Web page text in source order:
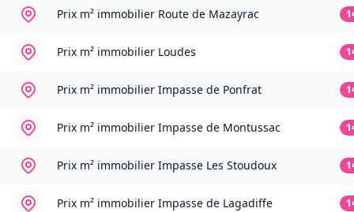
Prix m² immobilier Route de Mazayrac
Prix m² immobilier Loudes
Prix m² immobilier Impasse de Ponfrat
Prix m² immobilier Impasse de Montussac
Prix m² immobilier Impasse Les Stoudoux
Prix m² immobilier Impasse de Lagadiffe